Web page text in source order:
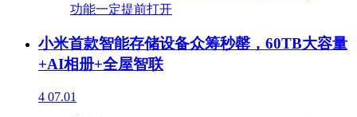
小米首款智能存储设备众筹秒罄，60TB大容量
+AI相册+全屋智联
4 07.01